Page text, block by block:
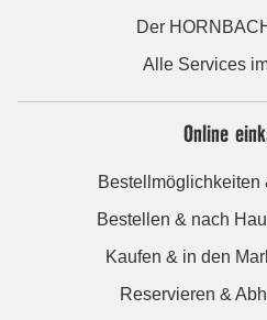
Der
Alle Services
Online
Bestellmöglichkeiten
Bestellen & nach
Kaufen & in den
Reservieren &